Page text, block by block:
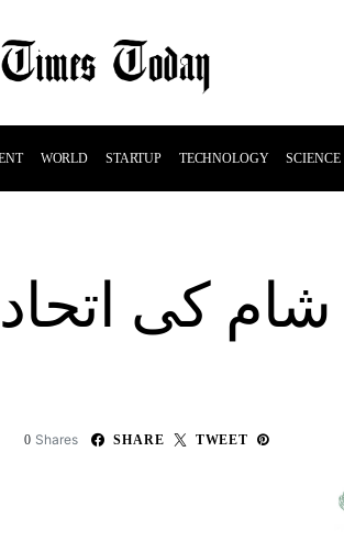
WORLD STARTUP TECHNOLOGY SCIENCE
کی
0 Shares SHARE TWEET